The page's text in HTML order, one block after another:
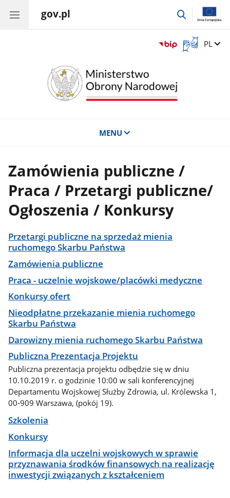
gov.pl
przejdź
Otwórz
okno
Zmień
PL
MENU
Zamówienia publiczne /
Praca / Przetargi publiczne/
Ogłoszenia / Konkursy
Przetargi publiczne na sprzedaż mienia
ruchomego Skarbu Państwa
Zamówienia publiczne
Praca - uczelnie wojskowe/placówki medyczne
Konkursy ofert
Nieodpłatne przekazanie mienia ruchomego
Skarbu Państwa
Darowizny mienia ruchomego Skarbu Państwa
Publiczna Prezentacja Projektu
Publiczna prezentacja projektu odbędzie się w dniu
10.10.2019 r. o godzinie 10:00 w sali konferencyjnej
Departamentu Wojskowej Służby Zdrowia, ul. Królewska 1,
00-909 Warszawa, (pokój 19).
Szkolenia
Konkursy
Informacja dla uczelni wojskowych w sprawie
przyznawania środków finansowych na realizację
inwestycji związanych z kształceniem